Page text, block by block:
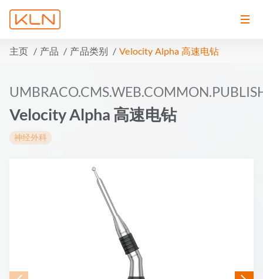
主页 产品 产品类别 Velocity Alpha 高速电钻
Velocity Alpha 高速电钻
神经外科